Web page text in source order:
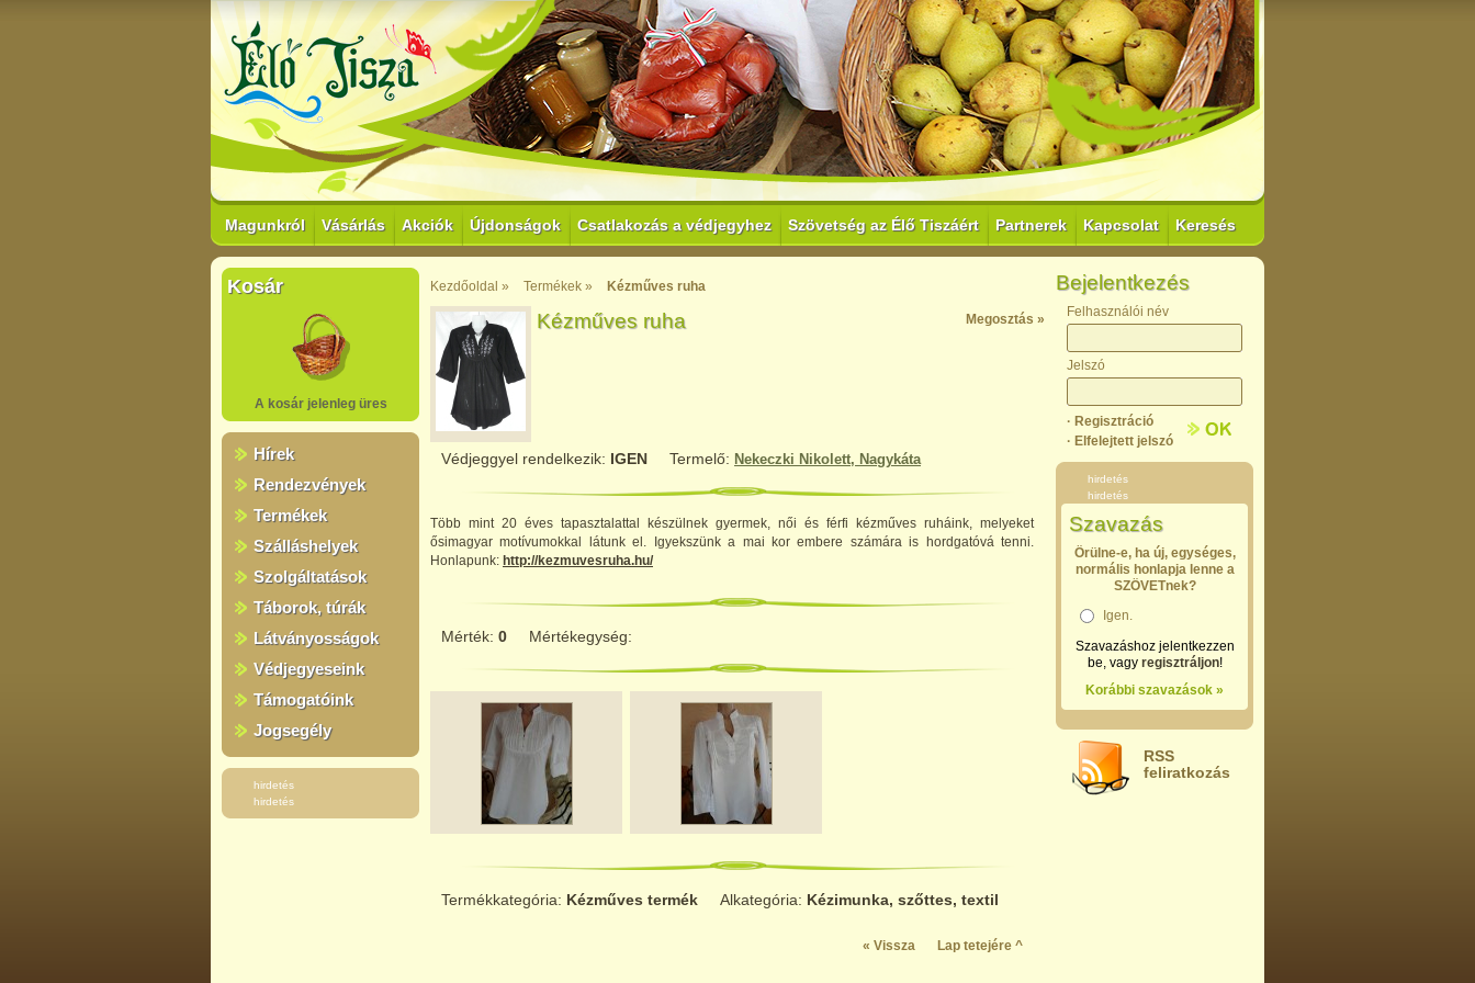
Magunkról Vásárlás Akciók Újdonságok Csatlakozás a védjegyhez Szövetség az Élő Tiszáért Partnerek Kapcsolat Keresés
Kosár
A kosár jelenleg üres
Hírek
Rendezvények
Termékek
Szálláshelyek
Szolgáltatások
Táborok, túrák
Látványosságok
Védjegyeseink
Támogatóink
Jogsegély
hirdetés
hirdetés
Kezdőoldal » Termékek » Kézműves ruha
Megosztás »
Kézműves ruha
Védjeggyel rendelkezik: IGEN Termelő: Nekeczki Nikolett, Nagykáta
Több mint 20 éves tapasztalattal készülnek gyermek, női és férfi kézműves ruháink, melyeket
ősimagyar motívumokkal látunk el. Igyekszünk a mai kor embere számára is hordgatóvá tenni.
Honlapunk: http://kezmuvesruha.hu/
Mérték: 0 Mértékegység:
Termékkategória: Kézműves termék Alkategória: Kézimunka, szőttes, textil
« Vissza Lap tetejére ^
Bejelentkezés
Felhasználói név
Jelszó
· Regisztráció
· Elfelejtett jelszó
hirdetés
hirdetés
Szavazás
Örülne-e, ha új, egységes,
normális honlapja lenne a
SZÖVETnek?
Igen.
Szavazáshoz jelentkezzen
be, vagy regisztráljon!
Korábbi szavazások »
RSS
feliratkozás